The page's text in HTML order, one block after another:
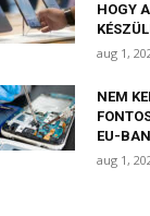
HOGY
aug 1,
NEM
EU-BAN
aug 1,